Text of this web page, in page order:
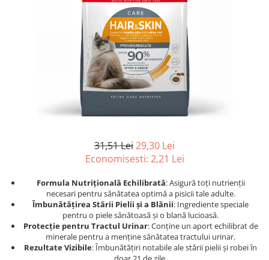
Afecțiuni hepatice
Afecțiuni neurologice
Afecțiuni oftalmice
Afecțiuni oncologice
Afecțiuni renale și urinare
Afecțiuni respiratorii
Suplimente
Hrană umedă
Hrană uscată
Recompense și snack-uri
Igienă
Igienă orală
Afecțiuni hepatice
Afecțiuni neurologice
Afecțiuni oftalmice
Afecțiuni oncologice
Afecțiuni respiratorii
Afecțiuni renale și urinare
Suplimente
Hrană umedă
Hrană uscată
Așternut Tofu / Nisip
Igienă orală
31,51 Lei29,30 Lei
Economisesti: 2,21 Lei
Formula Nutrițională Echilibrată: Asigură toți nutrienții
necesari pentru sănătatea optimă a pisicii tale adulte.
Îmbunătățirea Stării Pielii și a Blănii: Ingrediente speciale
pentru o piele sănătoasă și o blană lucioasă.
Protecție pentru Tractul Urinar: Conține un aport echilibrat de
minerale pentru a menține sănătatea tractului urinar.
Rezultate Vizibile: Îmbunătățiri notabile ale stării pielii și robei în